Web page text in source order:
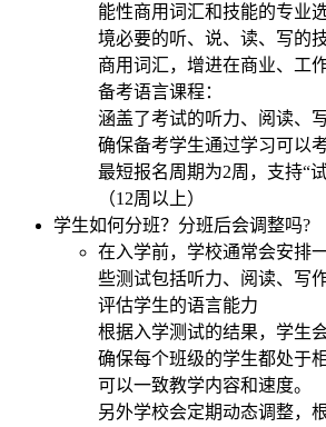
能性商用词汇和技能的专业
境必要的听、说、读、写的
商用词汇，增进在商业、工
备考语言课程：
涵盖了考试的听力、阅读、
确保备考学生通过学习可以
最短报名周期为2周，支持“
（12周以上）
学生如何分班？分班后会调整吗?
在入学前，学校通常会安排
些测试包括听力、阅读、写
评估学生的语言能力
根据入学测试的结果，学生
确保每个班级的学生都处于
可以一致教学内容和速度。
另外学校会定期动态调整，